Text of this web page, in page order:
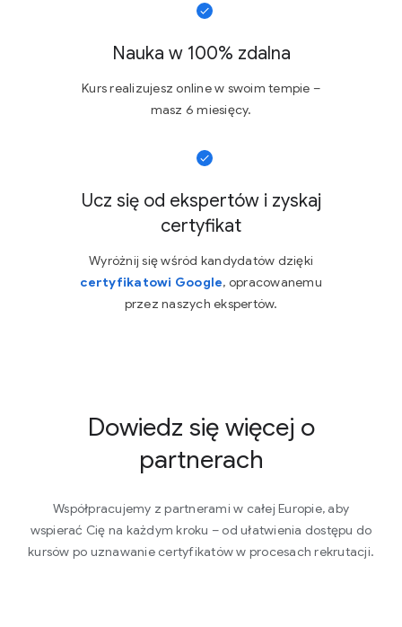
Nauka w 100% zdalna
Kurs realizujesz online w swoim tempie –
masz 6 miesięcy.
Ucz się od ekspertów i zyskaj
certyfikat
Wyróżnij się wśród kandydatów dzięki
certyfikatowi Google, opracowanemu
przez naszych ekspertów.
Dowiedz się więcej o
partnerach
Współpracujemy z partnerami w całej Europie, aby
wspierać Cię na każdym kroku – od ułatwienia dostępu do
kursów po uznawanie certyfikatów w procesach rekrutacji.